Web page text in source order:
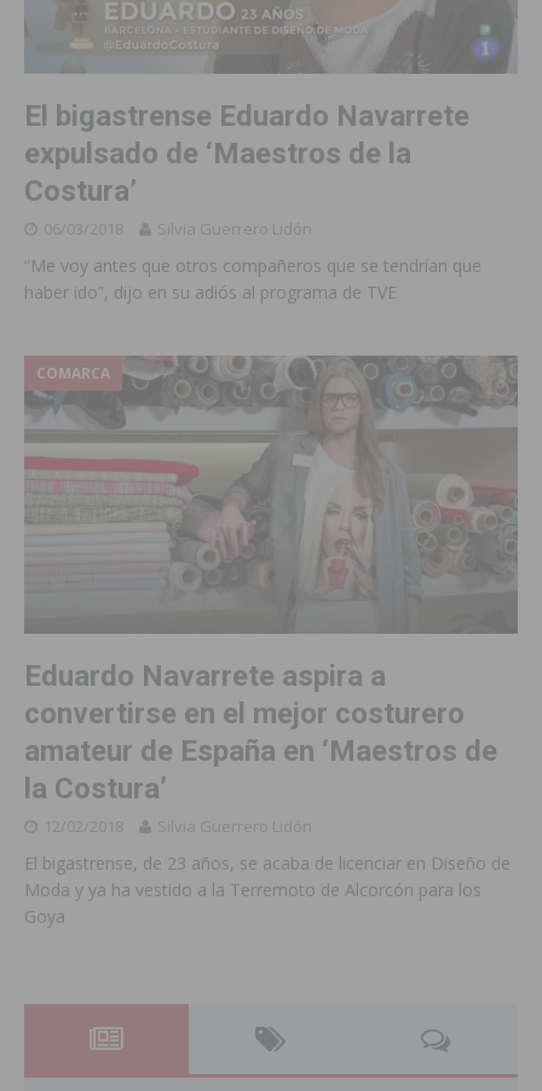
El bigastrense Eduardo Navarrete
expulsado de ‘Maestros de la
Costura’
06/03/2018 Silvia Guerrero Lidón
“Me voy antes que otros compañeros que se tendrían que
haber ido”, dijo en su adiós al programa de TVE
COMARCA
Eduardo Navarrete aspira a
convertirse en el mejor costurero
amateur de España en ‘Maestros de
la Costura’
12/02/2018 Silvia Guerrero Lidón
El bigastrense, de 23 años, se acaba de licenciar en Diseño de
Moda y ya ha vestido a la Terremoto de Alcorcón para los
Goya